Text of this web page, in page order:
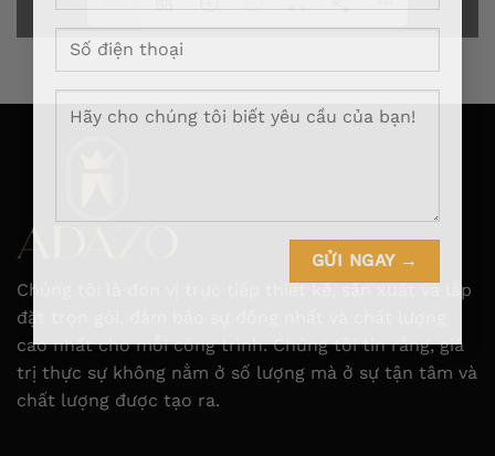
Chúng tôi là đơn vị trực tiếp thiết kế, sản xuất và lắp
đặt trọn gói, đảm bảo sự đồng nhất và chất lượng
cao nhất cho mỗi công trình. Chúng tôi tin rằng, giá
trị thực sự không nằm ở số lượng mà ở sự tận tâm và
chất lượng được tạo ra.